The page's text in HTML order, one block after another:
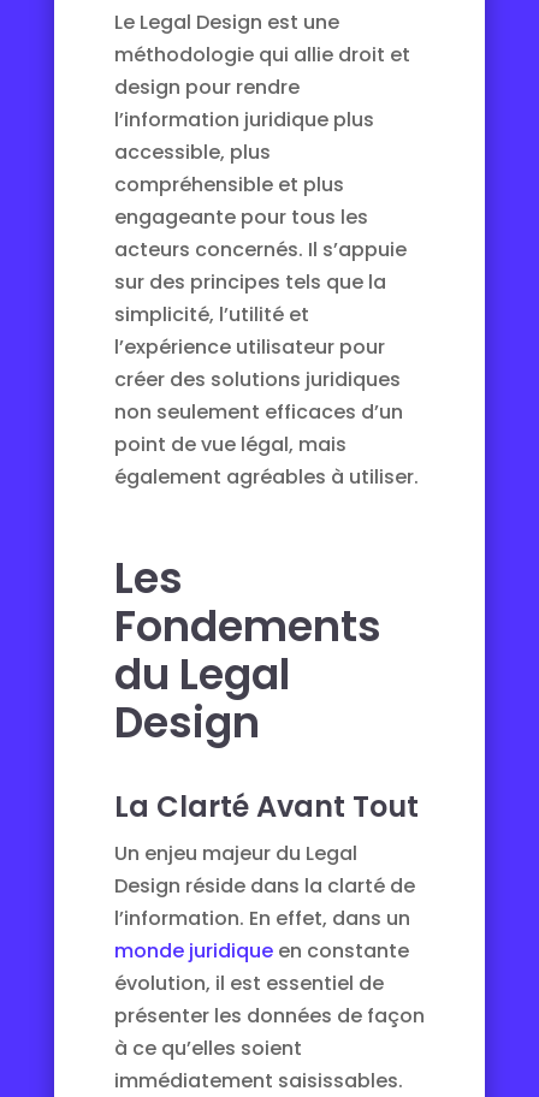
Le Legal Design est une
méthodologie qui allie droit et
design pour rendre
l’information juridique plus
accessible, plus
compréhensible et plus
engageante pour tous les
acteurs concernés. Il s’appuie
sur des principes tels que la
simplicité, l’utilité et
l’expérience utilisateur pour
créer des solutions juridiques
non seulement efficaces d’un
point de vue légal, mais
également agréables à utiliser.
Les
Fondements
du Legal
Design
La Clarté Avant Tout
Un enjeu majeur du Legal
Design réside dans la clarté de
l’information. En effet, dans un
monde juridiqueen constante
évolution, il est essentiel de
présenter les données de façon
à ce qu’elles soient
immédiatement saisissables.